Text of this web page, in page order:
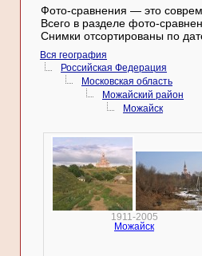
Фото-сравнения — это
Всего в разделе фото-
Снимки отсортированы по
Вся география
Российская Федерация
Московская область
Можайский район
Можайск
1911-2005
Можайск